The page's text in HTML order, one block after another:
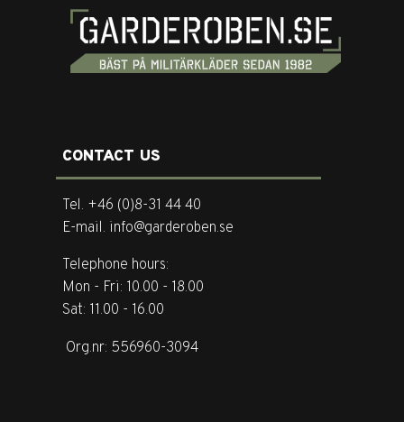
CONTACT US
Tel. +46 (0)8-31 44 40
E-mail. info@garderoben.se
Telephone hours:
Mon - Fri: 10.00 - 18.00
Sat: 11.00 - 16.00
Org.nr: 556960-3094